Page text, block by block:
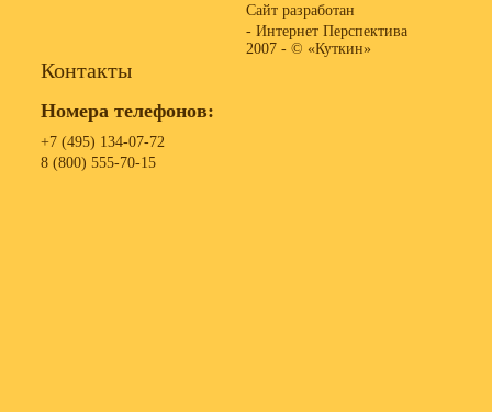
Сайт разработан
- Интернет Перспектива
2007 - © «Куткин»
Контакты
Номера телефонов:
+7 (495) 134-07-72
8 (800) 555-70-15